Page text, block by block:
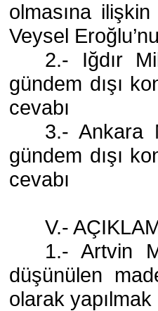
olmasına
Veysel
2.- Iğdır
gündem dışı
cevabı
3.- Ankara
gündem dışı
cevabı
V.-
1.- Artvin
düşünülen
olarak yapılmak